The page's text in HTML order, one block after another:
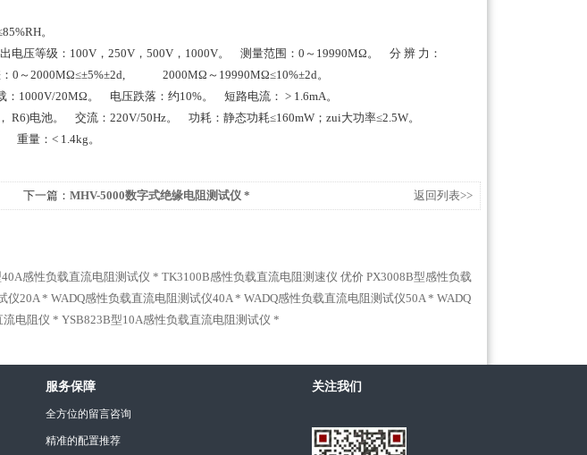
。
电压等级：100V，250V，500V，1000V。 测量范围：0～19990MΩ。 分 辨 力：
0～2000MΩ≤±5%±2d, 2000MΩ～19990MΩ≤10%±2d。
1000V/20MΩ。 电压跌落：约10%。 短路电流： > 1.6mA。
R6)电池。 交流：220V/50Hz。 功耗：静态功耗≤160mW；zui大功率≤2.5W。
重量：< 1.4kg。
下一篇： MHV-5000数字式绝缘电阻测试仪 * 返回列表>>
40A感性负载直流电阻测试仪 * TK3100B感性负载直流电阻测速仪 优价 PX3008B型感性负载
仪20A * WADQ感性负载直流电阻测试仪40A * WADQ感性负载直流电阻测试仪50A * WADQ
流电阻仪 * YSB823B型10A感性负载直流电阻测试仪 *
服务保障
全方位的留言咨询
精准的配置推荐
关注我们